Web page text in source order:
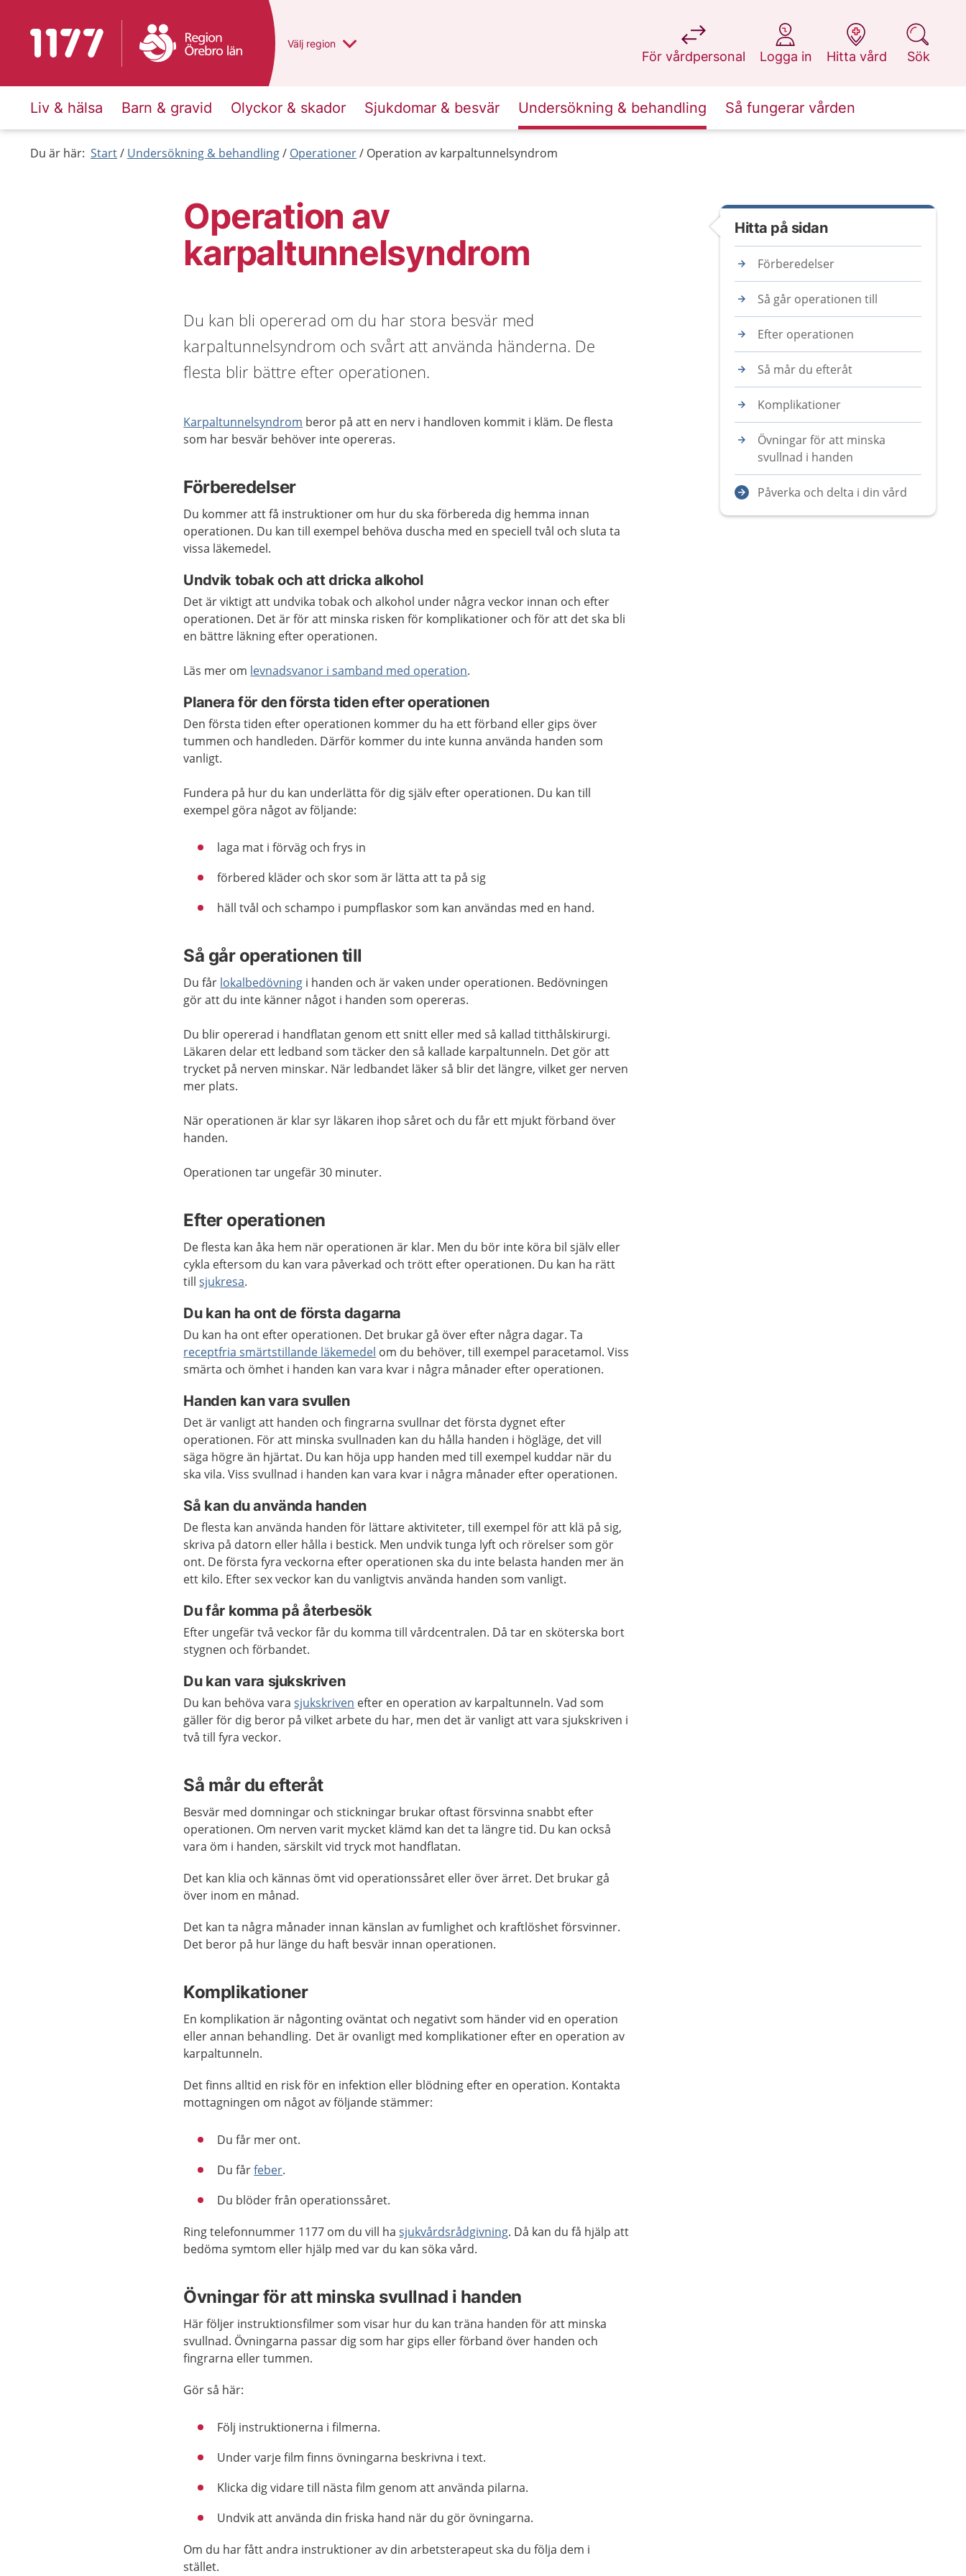
Till startsidan för 1177 Du har valt region
Välj en annan
region
För vårdpersonal
på 1177.se
Logga in
på 1177.se
Hitta vård
på 1177.se
Sök
på 1177.se
Liv & hälsa Barn & gravid Olyckor & skador Sjukdomar & besvär Undersökning & behandling Så fungerar vården
Du är här: Start Undersökning & behandling Operationer Operation av karpaltunnelsyndrom
Operation av
karpaltunnelsyndrom
Du kan bli opererad om du har stora besvär med
karpaltunnelsyndrom och svårt att använda händerna. De
flesta blir bättre efter operationen.
Karpaltunnelsyndrom beror på att en nerv i handloven kommit i kläm. De flesta
som har besvär behöver inte opereras.
Förberedelser
Du kommer att få instruktioner om hur du ska förbereda dig hemma innan
operationen. Du kan till exempel behöva duscha med en speciell tvål och sluta ta
vissa läkemedel.
Undvik tobak och att dricka alkohol
Det är viktigt att undvika tobak och alkohol under några veckor innan och efter
operationen. Det är för att minska risken för komplikationer och för att det ska bli
en bättre läkning efter operationen.
Läs mer om levnadsvanor i samband med operation.
Planera för den första tiden efter operationen
Den första tiden efter operationen kommer du ha ett förband eller gips över
tummen och handleden. Därför kommer du inte kunna använda handen som
vanligt.
Fundera på hur du kan underlätta för dig själv efter operationen. Du kan till
exempel göra något av följande:
laga mat i förväg och frys in
förbered kläder och skor som är lätta att ta på sig
häll tvål och schampo i pumpflaskor som kan användas med en hand.
Så går operationen till
Dufår lokalbedövning i handen och ärvaken under operationen. Bedövningen
gör att du inte känner något i handen som opereras.
Du blir opererad i handflatan genom ett snitt eller med så kallad titthålskirurgi.
Läkaren delar ett ledband somtäcker den så kallade karpaltunneln. Det gör att
trycket på nerven minskar. När ledbandet läker så blir det längre, vilket ger nerven
mer plats.
När operationen är klar syr läkaren ihop såret och du får ett mjuktförband över
handen.
Operationen tar ungefär30 minuter.
Efter operationen
De flesta kan åka hem när operationen är klar. Men du bör inte köra bil själv eller
cykla eftersom du kan vara påverkad och trött efter operationen. Du kan ha rätt
tillsjukresa.
Du kan ha ont de första dagarna
Du kan ha ont efter operationen. Det brukar gå över efter några dagar. Ta
receptfria smärtstillande läkemedel om du behöver, till exempel paracetamol. Viss
smärta och ömhet i handen kan vara kvar i några månader efter operationen.
Handen kan vara svullen
Det är vanligt att handen och fingrarna svullnar det första dygnet efter
operationen. För att minska svullnaden kan du hålla handen i högläge, det vill
säga högre än hjärtat. Du kan höja upp handen med till exempel kuddar när du
ska vila. Viss svullnad i handen kan vara kvar i några månader efter operationen.
Så kan du använda handen
De flesta kan använda handen för lättare aktiviteter, till exempel för att klä på sig,
skriva på datorn eller hålla i bestick. Men undvik tunga lyft och rörelser som gör
ont. De första fyra veckorna efter operationen ska du inte belasta handen mer än
ett kilo. Efter sex veckor kan du vanligtvis använda handen som vanligt.
Du får komma på återbesök
Efter ungefär två veckor får du komma till vårdcentralen. Då tar en sköterska bort
stygnen och förbandet.
Du kan vara sjukskriven
Du kan behöva varasjukskriven efter en operation av karpaltunneln. Vad som
gäller för dig beror på vilket arbete du har, men det är vanligt att vara sjukskriven i
två till fyra veckor.
Så mår du efteråt
Besvär med domningar och stickningar brukar oftast försvinna snabbt efter
operationen. Om nerven varit mycket klämd kan det ta längre tid. Du kan också
vara öm i handen, särskilt vid tryck mot handflatan.
Det kan klia och kännas ömt vid operationssåret eller över ärret. Det brukar gå
över inom en månad.
Det kan ta några månader innan känslan av fumlighet och kraftlöshet försvinner.
Det beror på hur länge du haft besvär innan operationen.
Komplikationer
En komplikation är någonting oväntat och negativt som händer vid en operation
eller annan behandling. Det är ovanligt med komplikationer efter en operation av
karpaltunneln.
Det finns alltid en risk för en infektion eller blödning efter en operation. Kontakta
mottagningen om något av följande stämmer:
Du får mer ont.
Du fårfeber.
Du blöder från operationssåret.
Ring telefonnummer 1177 om du vill ha sjukvårdsrådgivning. Då kan du få hjälp att
bedöma symtom eller hjälp med var du kan söka vård.
Övningar för att minska svullnad i handen
Här följer instruktionsfilmer som visar hur du kan träna handen för att minska
svullnad. Övningarna passar dig som har gips eller förband över handen och
fingrarna eller tummen.
Gör så här:
Följ instruktionerna i filmerna.
Under varje film finns övningarna beskrivna i text.
Klicka dig vidare till nästa film genom att använda pilarna.
Undvik att använda din friska hand när du gör övningarna.
Om du har fått andra instruktioner av din arbetsterapeut ska du följa dem i
stället.
Hitta på sidan
Förberedelser
Så går operationen till
Efter operationen
Så mår du efteråt
Komplikationer
Övningar för att minska
svullnad i handen
Påverka och delta i din vård